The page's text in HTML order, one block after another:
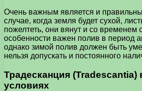
Очень важным является и
случае, когда земля будет сухой,
пожелтеть, они вянут и со временем
особенности важен полив в период
однако зимой полив должен быть
нельзя допускать и постоянного
Традесканция (Tradescantia)
условиях